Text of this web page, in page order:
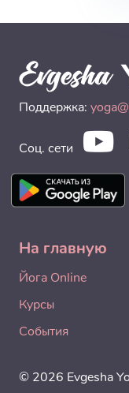
Поддержка:
Соц. сети
На главную
Йога Online
Курсы
События
© 2026 Evgesha